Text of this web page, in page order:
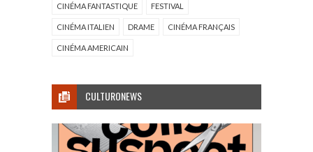
CINÉMA FANTASTIQUE FESTIVAL
CINÉMA ITALIEN DRAME CINÉMA FRANÇAIS
CINÉMA AMERICAIN
CULTURONEWS